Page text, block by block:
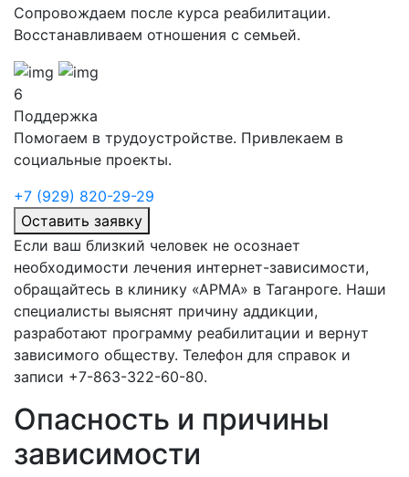
Сопровождаем после курса реабилитации.
Восстанавливаем отношения с семьей.
6
Поддержка
Помогаем в трудоустройстве. Привлекаем в
социальные проекты.
+7 (929) 820-29-29
Оставить заявку
Если ваш близкий человек не осознает
необходимости лечения интернет-зависимости,
обращайтесь в клинику «АРМА» в Таганроге. Наши
специалисты выяснят причину аддикции,
разработают программу реабилитации и вернут
зависимого обществу. Телефон для справок и
записи +7-863-322-60-80.
Опасность и причины
зависимости